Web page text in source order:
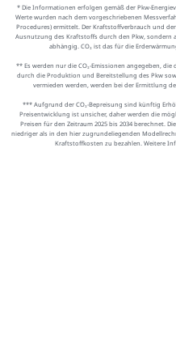
* Die Informationen erfolgen gemäß der Pkw-
Werte wurden nach dem vorgeschriebenen
Procedures) ermittelt. Der Kraftstoffverbrauch und
Ausnutzung des Kraftstoffs durch den Pkw, sondern
abhängig. CO₂ ist das für die
** Es werden nur die CO₂-Emissionen angegeben,
durch die Produktion und Bereitstellung des Pkw
vermieden werden, werden bei der Ermittlung
*** Aufgrund der CO₂-Bepreisung sind künftig
Preisentwicklung ist unsicher, daher werden die
Preisen für den Zeitraum 2025 bis 2034 berechnet.
niedriger als in den hier zugrundeliegenden
Kraftstoffkosten zu bezahlen. Weitere